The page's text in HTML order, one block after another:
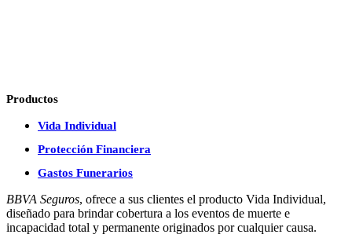
Productos
Vida Individual
Protección Financiera
Gastos Funerarios
BBVA Seguros, ofrece a sus clientes el producto Vida Individual,
diseñado para brindar cobertura a los eventos de muerte e
incapacidad total y permanente originados por cualquier causa.